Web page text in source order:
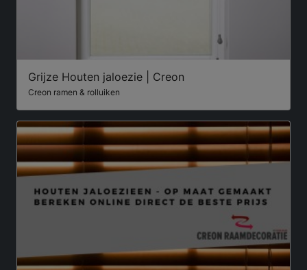
Grijze Houten jaloezie | Creon
Creon ramen & rolluiken